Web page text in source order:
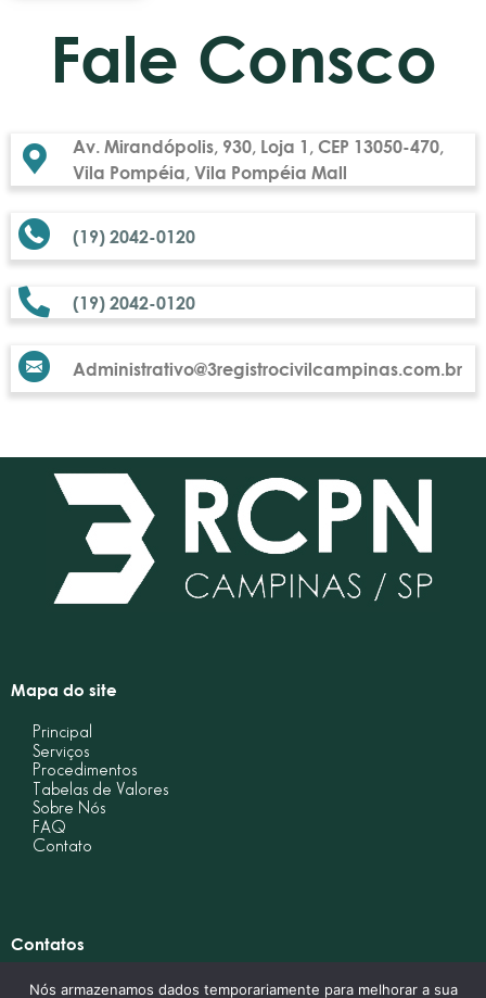
Fale Consco
Av. Mirandópolis, 930, Loja 1, CEP 13050-470,
Vila Pompéia, Vila Pompéia Mall
(19) 2042-0120
(19) 2042-0120
Administrativo@3registrocivilcampinas.com.br
Mapa do site
Principal
Serviços
Procedimentos
Tabelas de Valores
Sobre Nós
FAQ
Contato
Contatos
Administrativo@3registrocivilcampinas.com.br
Nós armazenamos dados temporariamente para melhorar a sua